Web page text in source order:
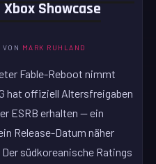
Showcase
VON MARK RUHLAND
Fable-Reboot nimmt
hat offiziell Altersfreigaben
ESRB erhalten — ein
Release-Datum näher
südkoreanische Ratings